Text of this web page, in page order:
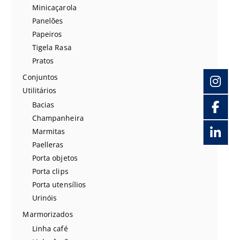
Minicaçarola
Panelões
Papeiros
Tigela Rasa
Pratos
Conjuntos
Utilitários
Bacias
Champanheira
Marmitas
Paelleras
Porta objetos
Porta clips
Porta utensílios
Urinóis
Marmorizados
Linha café